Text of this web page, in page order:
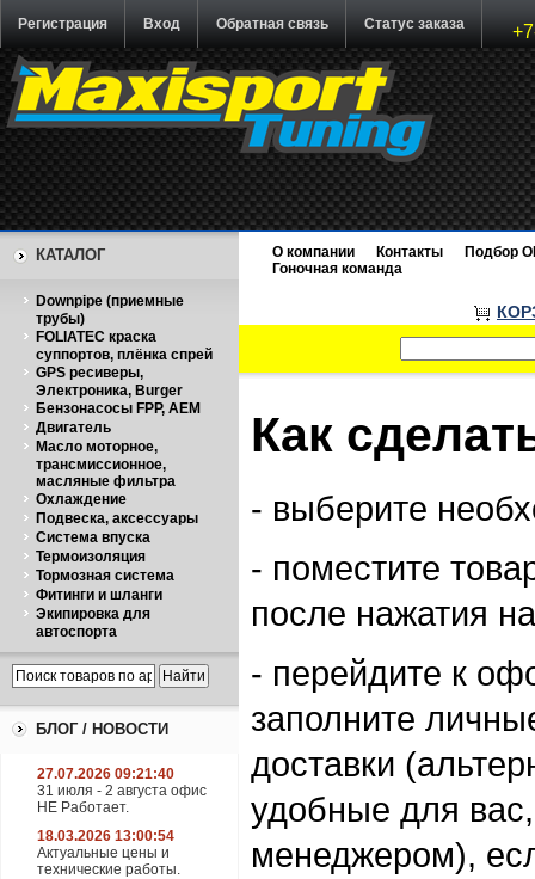
Регистрация Вход Обратная связь Статус заказа
КАТАЛОГ
Downpipe (приемные
трубы)
FOLIATEC краска
суппортов, плёнка спрей
GPS ресиверы,
Электроника, Burger
Бензонасосы FPP, AEM
Двигатель
Масло моторное,
трансмиссионное,
масляные фильтра
Охлаждение
Подвеска, аксессуары
Система впуска
Термоизоляция
Тормозная система
Фитинги и шланги
Экипировка для
автоспорта
БЛОГ / НОВОСТИ
27.07.2026 09:21:40
31 июля - 2 августа офис
НЕ Работает.
18.03.2026 13:00:54
Актуальные цены и
технические работы.
О компании Контакты
Подбор
Гоночная команда
Как
- выберите
- поместите
после нажатия
- перейдите к
заполните
доставки
удобные для
менеджером),